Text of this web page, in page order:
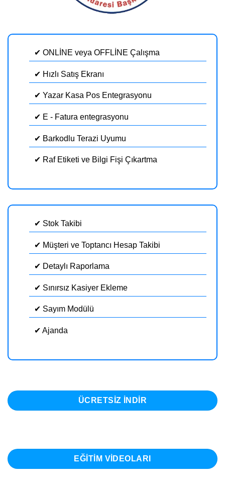
✔ ONLİNE veya OFFLİNE Çalışma
✔ Hızlı Satış Ekranı
✔ Yazar Kasa Pos Entegrasyonu
✔ E - Fatura entegrasyonu
✔ Barkodlu Terazi Uyumu
✔ Raf Etiketi ve Bilgi Fişi Çıkartma
✔ Stok Takibi
✔ Müşteri ve Toptancı Hesap Takibi
✔ Detaylı Raporlama
✔ Sınırsız Kasiyer Ekleme
✔ Sayım Modülü
✔ Ajanda
ÜCRETSIZ INDIR
EĞİTİM VİDEOLARI